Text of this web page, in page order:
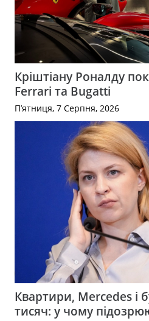
Кріштіану Роналду
Ferrari та Bugatti
П’ятниця, 7 Серпня, 2026
Квартири, Mercedes і
тисяч: у чому